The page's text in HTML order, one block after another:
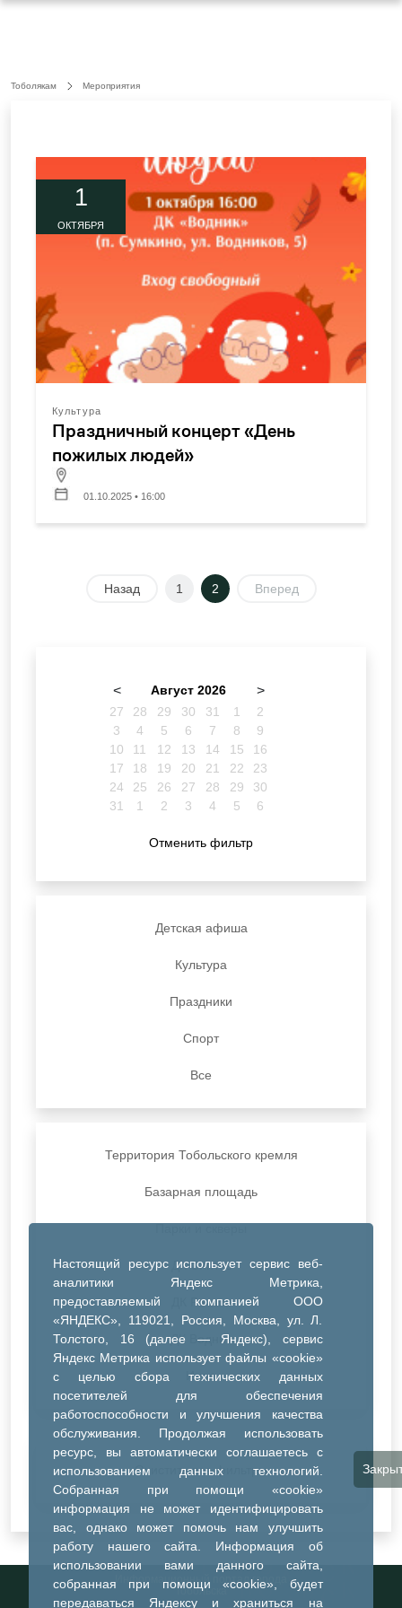
Настоящий ресурс использует сервис веб-
аналитики Яндекс Метрика,
предоставляемый компанией ООО
«ЯНДЕКС», 119021, Россия, Москва, ул. Л.
Толстого, 16 (далее — Яндекс), сервис
Яндекс Метрика использует файлы «cookie»
с целью сбора технических данных
посетителей для обеспечения
работоспособности и улучшения качества
обслуживания. Продолжая использовать
ресурс, вы автоматически соглашаетесь с
использованием данных технологий.
Собранная при помощи «cookie»
информация не может идентифицировать
вас, однако может помочь нам улучшить
работу нашего сайта. Информация об
использовании вами данного сайта,
собранная при помощи «cookie», будет
передаваться Яндексу и храниться на
Тоболякам Мероприятия
1
ОКТЯБРЯ
Культура
Праздничный концерт «День
пожилых людей»
01.10.2025 • 16:00
Назад 1 2 Вперед
< Август 2026 >
27 28 29 30 31 1
2
3
4 5 6 7 8
9
10
11 12 13 14 15
16
17
18 19 20 21 22
23
24
25 26 27 28 29
30
31
1 2 3 4 5 6
Отменить фильтр
Детская афиша
Культура
Праздники
Спорт
Все
Территория Тобольского кремля
Базарная площадь
ДК Синтез
ДК Речник
ДК Водник
Иное
Очистить все фильтры
Информационный портал города
Тобольска